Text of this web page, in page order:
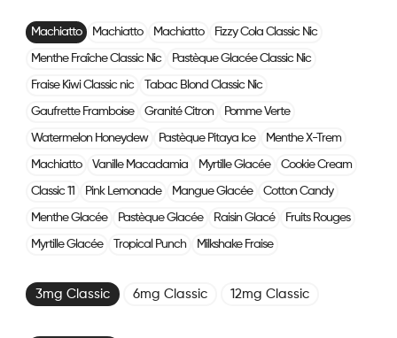
Machiatto Machiatto Machiatto Fizzy Cola Classic Nic
Menthe Fraîche Classic Nic Pastèque Glacée Classic Nic
Fraise Kiwi Classic nic Tabac Blond Classic Nic
Gaufrette Framboise Granité Citron Pomme Verte
Watermelon Honeydew Pastèque Pitaya Ice Menthe X-Trem
Machiatto Vanille Macadamia Myrtille Glacée Cookie Cream
Classic 11 Pink Lemonade Mangue Glacée Cotton Candy
Menthe Glacée Pastèque Glacée Raisin Glacé Fruits Rouges
Myrtille Glacée Tropical Punch Milkshake Fraise
3mg Classic 6mg Classic 12mg Classic